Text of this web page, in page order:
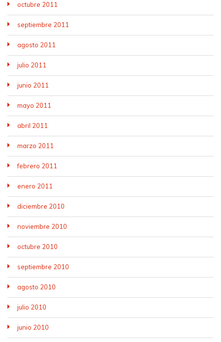
octubre 2011
septiembre 2011
agosto 2011
julio 2011
junio 2011
mayo 2011
abril 2011
marzo 2011
febrero 2011
enero 2011
diciembre 2010
noviembre 2010
octubre 2010
septiembre 2010
agosto 2010
julio 2010
junio 2010